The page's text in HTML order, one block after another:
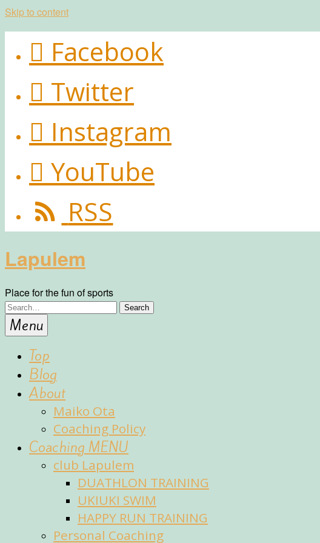
Skip to content
Facebook
Twitter
Instagram
YouTube
RSS
Lapulem
Place for the fun of sports
Menu
Top
Blog
About
Maiko Ota
Coaching Policy
Coaching MENU
club Lapulem
DUATHLON TRAINING
UKIUKI SWIM
HAPPY RUN TRAINING
Personal Coaching